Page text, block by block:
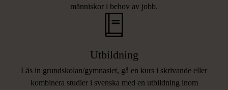
människor i behov av jobb.
Utbildning
Läs in grundskolan/gymnasiet, gå en kurs i skrivande eller
kombinera studier i svenska med en utbildning inom